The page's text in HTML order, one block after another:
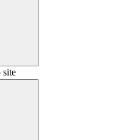
site